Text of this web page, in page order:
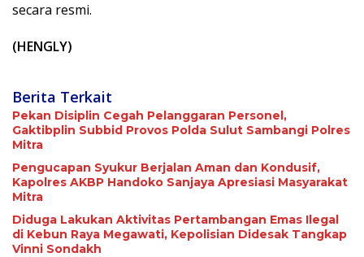
secara resmi.
(HENGLY)
Berita Terkait
Pekan Disiplin Cegah Pelanggaran Personel,
Gaktibplin Subbid Provos Polda Sulut Sambangi ‎Polres
Mitra
Pengucapan Syukur Berjalan Aman dan Kondusif,
Kapolres AKBP Handoko Sanjaya Apresiasi Masyarakat
Mitra
Diduga Lakukan Aktivitas Pertambangan Emas Ilegal
di Kebun Raya Megawati, Kepolisian Didesak Tangkap
Vinni Sondakh